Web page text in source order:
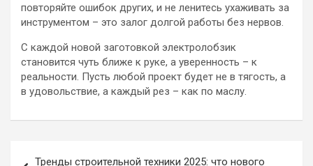
повторяйте ошибок других, и не ленитесь ухаживать за
инструментом – это залог долгой работы без нервов.
С каждой новой заготовкой электролобзик
становится чуть ближе к руке, а уверенность – к
реальности. Пусть любой проект будет не в тягость, а
в удовольствие, а каждый рез – как по маслу.
Тренды строительной техники 2025: что нового